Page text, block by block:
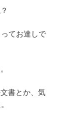
てお達しで
書とか、気